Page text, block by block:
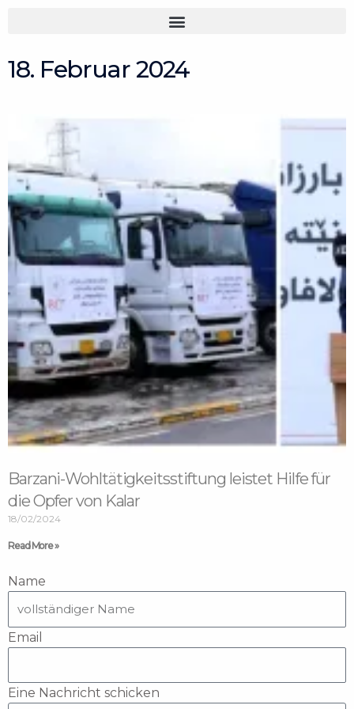
18. Februar 2024
Barzani-Wohltätigkeitsstiftung leistet Hilfe für
die Opfer von Kalar
18/02/2024
Read More »
Name
Email
Eine Nachricht schicken